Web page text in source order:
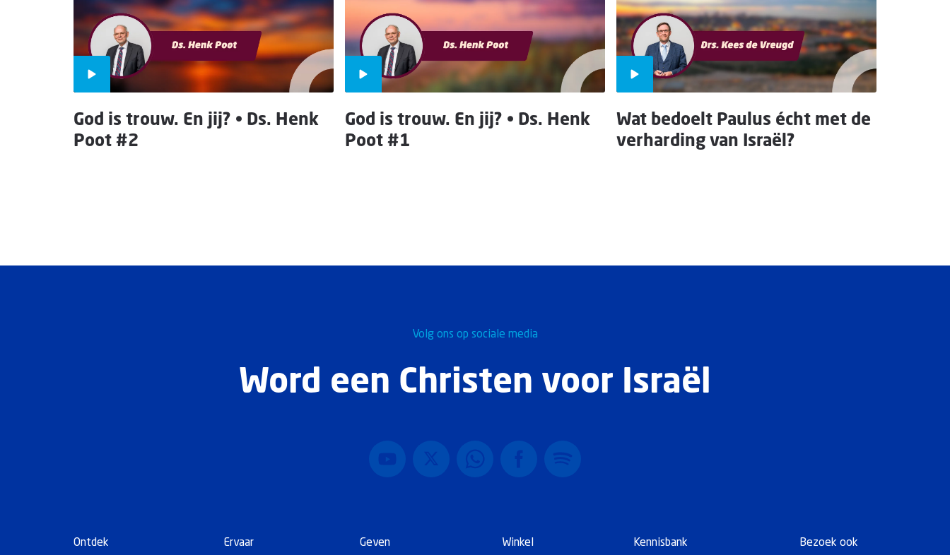
God is trouw. En jij? • Ds. Henk
Poot #2
God is trouw. En jij? • Ds. Henk
Poot #1
Wat bedoelt Paulus écht met de
verharding van Israël?
Volg ons op sociale media
Word een Christen voor Israël
Ontdek Ervaar Geven Winkel Kennisbank Bezoek ook